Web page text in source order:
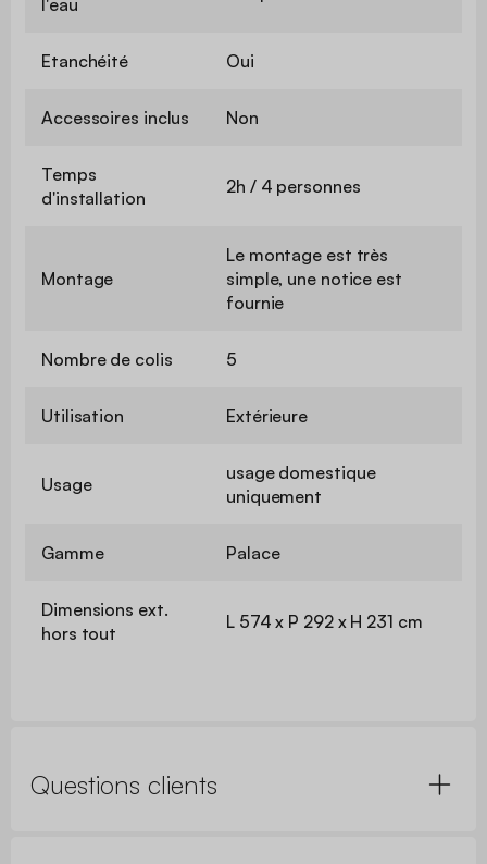
Etanchéité Oui
Accessoires inclus Non
Temps
d'installation
2h / 4 personnes
Montage
Le montage est très
simple, une notice est
fournie
Nombre de colis 5
Utilisation Extérieure
Usage
usage domestique
uniquement
Gamme Palace
Dimensions ext.
hors tout
L 574 x P 292 x H 231 cm
Questions clients